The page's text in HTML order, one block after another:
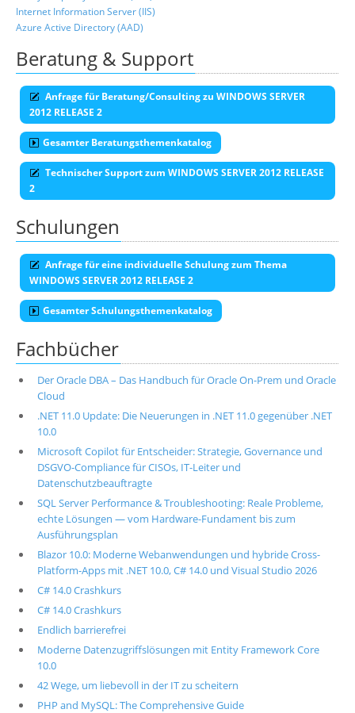
Internet Information Server (IIS)
Azure Active Directory (AAD)
Beratung & Support
Anfrage für Beratung/Consulting zu WINDOWS SERVER
2012 RELEASE 2
Gesamter Beratungsthemenkatalog
Technischer Support zum WINDOWS SERVER 2012 RELEASE
2
Schulungen
Anfrage für eine individuelle Schulung zum Thema
WINDOWS SERVER 2012 RELEASE 2
Gesamter Schulungsthemenkatalog
Fachbücher
Der Oracle DBA – Das Handbuch für Oracle On-Prem und Oracle
Cloud
.NET 11.0 Update: Die Neuerungen in .NET 11.0 gegenüber .NET
10.0
Microsoft Copilot für Entscheider: Strategie, Governance und
DSGVO-Compliance für CISOs, IT-Leiter und
Datenschutzbeauftragte
SQL Server Performance & Troubleshooting: Reale Probleme,
echte Lösungen — vom Hardware-Fundament bis zum
Ausführungsplan
Blazor 10.0: Moderne Webanwendungen und hybride Cross-
Platform-Apps mit .NET 10.0, C# 14.0 und Visual Studio 2026
C# 14.0 Crashkurs
C# 14.0 Crashkurs
Endlich barrierefrei
Moderne Datenzugriffslösungen mit Entity Framework Core
10.0
42 Wege, um liebevoll in der IT zu scheitern
PHP and MySQL: The Comprehensive Guide